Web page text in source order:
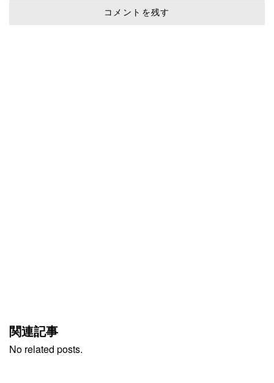
コメントを残す
関連記事
No related posts.